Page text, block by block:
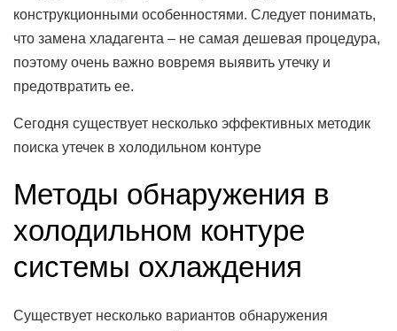
конструкционными особенностями. Следует понимать,
что замена хладагента – не самая дешевая процедура,
поэтому очень важно вовремя выявить утечку и
предотвратить ее.
Сегодня существует несколько эффективных методик
поиска утечек в холодильном контуре
Методы обнаружения в
холодильном контуре
системы охлаждения
Существует несколько вариантов обнаружения